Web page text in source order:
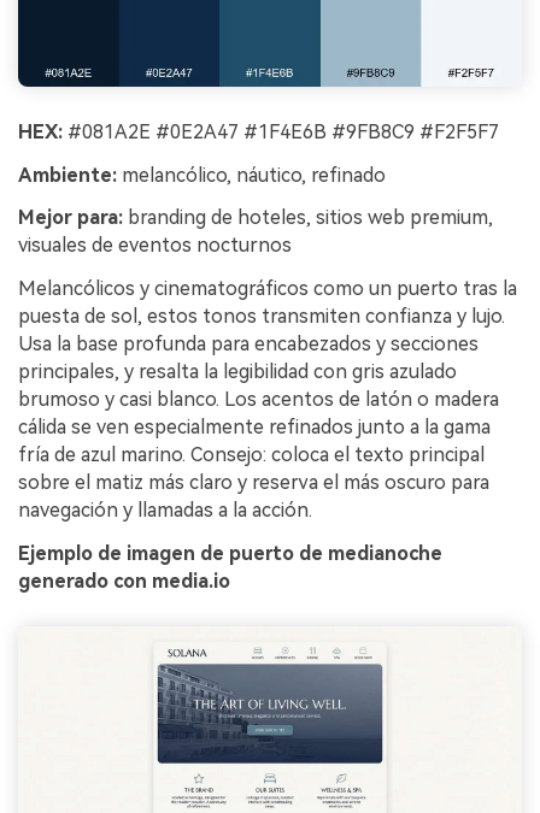
HEX: #081A2E #0E2A47 #1F4E6B #9FB8C9 #F2F5F7
Ambiente: melancólico, náutico, refinado
Mejor para: branding de hoteles, sitios web premium,
visuales de eventos nocturnos
Melancólicos y cinematográficos como un puerto tras la
puesta de sol, estos tonos transmiten confianza y lujo.
Usa la base profunda para encabezados y secciones
principales, y resalta la legibilidad con gris azulado
brumoso y casi blanco. Los acentos de latón o madera
cálida se ven especialmente refinados junto a la gama
fría de azul marino. Consejo: coloca el texto principal
sobre el matiz más claro y reserva el más oscuro para
navegación y llamadas a la acción.
Ejemplo de imagen de puerto de medianoche
generado con media.io